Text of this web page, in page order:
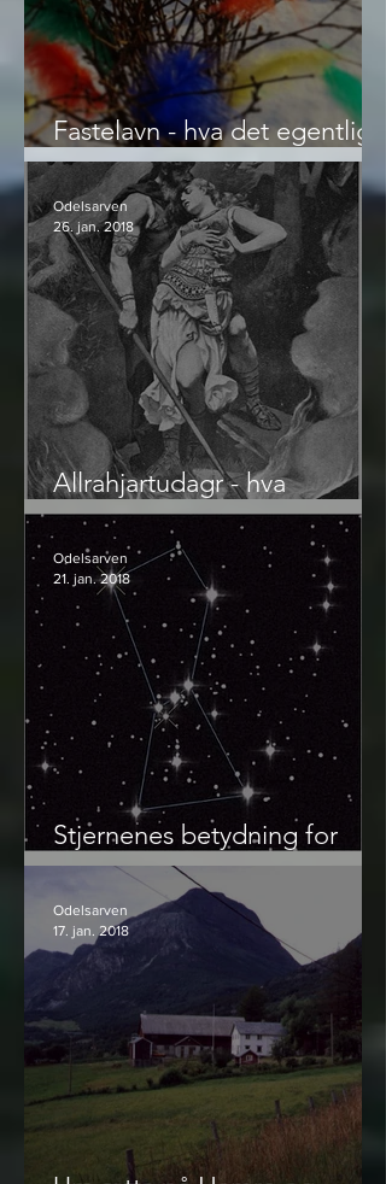
Fastelavn - hva det egentlig
er
Allrahjartudagr - hva
Valentinsdagen egentlig er
Odelsarven
26. jan. 2018
Stjernenes betydning for
mytologi og livsanskuelse
Odelsarven
21. jan. 2018
Odelsarven
17. jan. 2018